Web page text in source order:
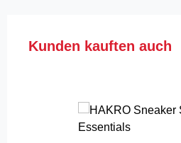
Produktgalerie überspringen
Kunden kauften auch